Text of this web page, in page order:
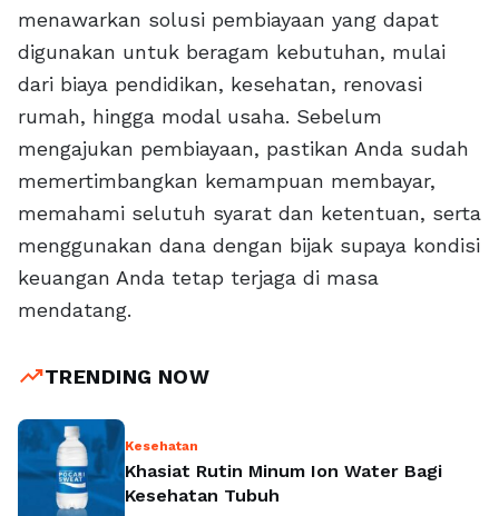
menawarkan solusi pembiayaan yang dapat
digunakan untuk beragam kebutuhan, mulai
dari biaya pendidikan, kesehatan, renovasi
rumah, hingga modal usaha. Sebelum
mengajukan pembiayaan, pastikan Anda sudah
memertimbangkan kemampuan membayar,
memahami selutuh syarat dan ketentuan, serta
menggunakan dana dengan bijak supaya kondisi
keuangan Anda tetap terjaga di masa
mendatang.
trending_upTRENDING NOW
Kesehatan
Khasiat Rutin Minum Ion Water Bagi
Kesehatan Tubuh